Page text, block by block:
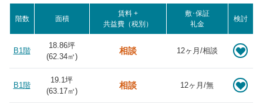
階数 面積
賃料 +
共益費（税別）
敷･保証
礼金
検討
B1階
18.86坪
(62.34㎡)
相談 12ヶ月/相談
B1階
19.1坪
(63.17㎡)
相談 12ヶ月/無